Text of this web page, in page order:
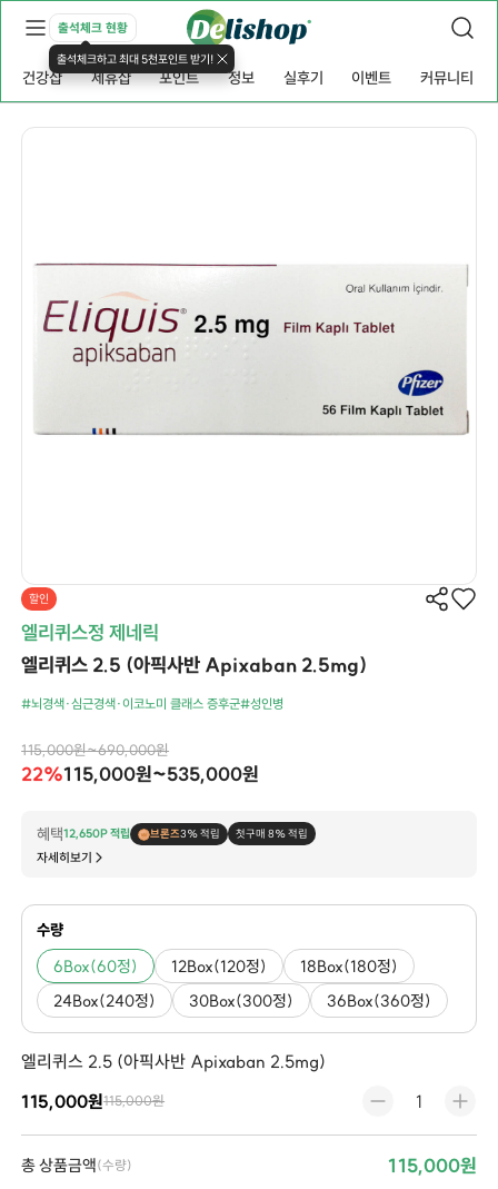
출석체크 현황
출석체크하고 최대 5천포인트 받기!
건강샵 제휴샵 포인트 정보 실후기 이벤트 커뮤니티
할인
엘리퀴스정 제네릭
엘리퀴스 2.5 (아픽사반 Apixaban 2.5mg)
#뇌경색·심근경색·이코노미 클래스 증후군#성인병
115,000원~690,000원
22%115,000원~535,000원
혜택12,650P 적립 브론즈3% 적립 첫구매 8% 적립
자세히보기
수량
6Box(60정) 12Box(120정)
18Box(180정)
24Box(240정)
30Box(300정) 36Box(360정)
엘리퀴스 2.5 (아픽사반 Apixaban 2.5mg)
115,000원115,000원
총 상품금액(수량) 115,000원